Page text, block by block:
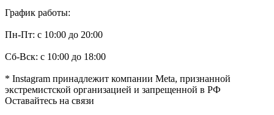
График работы:
Пн-Пт: с 10:00 до 20:00
Сб-Вск: с 10:00 до 18:00
* Instagram принадлежит компании Meta, признанной
экстремистской организацией и запрещенной в РФ
Оставайтесь на связи